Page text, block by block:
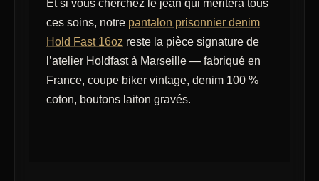
Et si vous cherchez le jean qui méritera tous
ces soins, notre pantalon prisonnier denim
Hold Fast 16oz reste la pièce signature de
l’atelier Holdfast à Marseille — fabriqué en
France, coupe biker vintage, denim 100 %
coton, boutons laiton gravés.